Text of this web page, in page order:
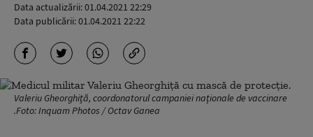
Data actualizării:01.04.2021 22:29
Data publicării:01.04.2021 22:22
Valeriu Gheorghiță, coordonatorul campaniei naționale de vaccinare
.Foto: Inquam Photos / Octav Ganea